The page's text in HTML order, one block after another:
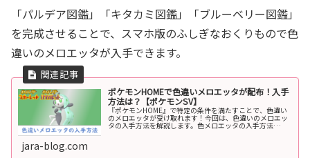
「パルデア図鑑」「キタカミ図鑑」「ブルーベリー図鑑」
を完成させることで、スマホ版のふしぎなおくりもので色
違いのメロエッタが入手できます。
ポケモンHOMEで色違いメロエッタが配布！入手
方法は？【ポケモンSV】
『ポケモンHOME』で特定の条件を満たすことで、色違い
のメロエッタが受け取れます！今回は、色違いのメロエッ
タの入手方法を解説します。色メロエッタの入手方法
jara-blog.com